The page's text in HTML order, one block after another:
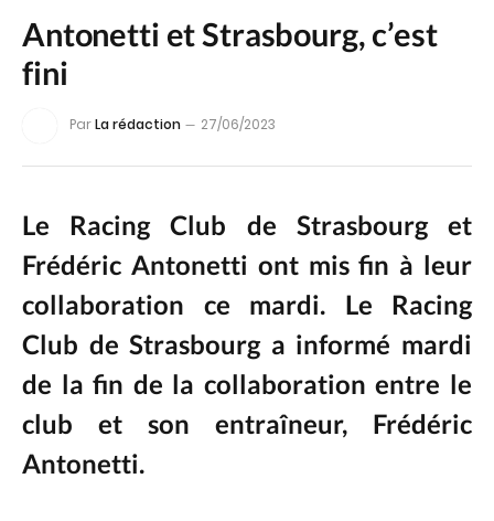
Antonetti et Strasbourg, c’est
fini
ParLa rédaction 27/06/2023
Le Racing Club de Strasbourg et
Frédéric Antonetti ont mis fin à leur
collaboration ce mardi. Le Racing
Club de Strasbourg a informé mardi
de la fin de la collaboration entre le
club et son entraîneur, Frédéric
Antonetti.